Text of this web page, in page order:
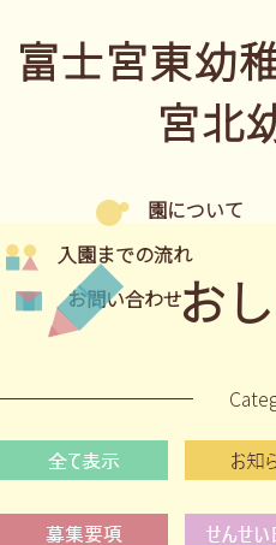
富士宮東幼
宮北
園について
入園までの流れ
お問い合わせお